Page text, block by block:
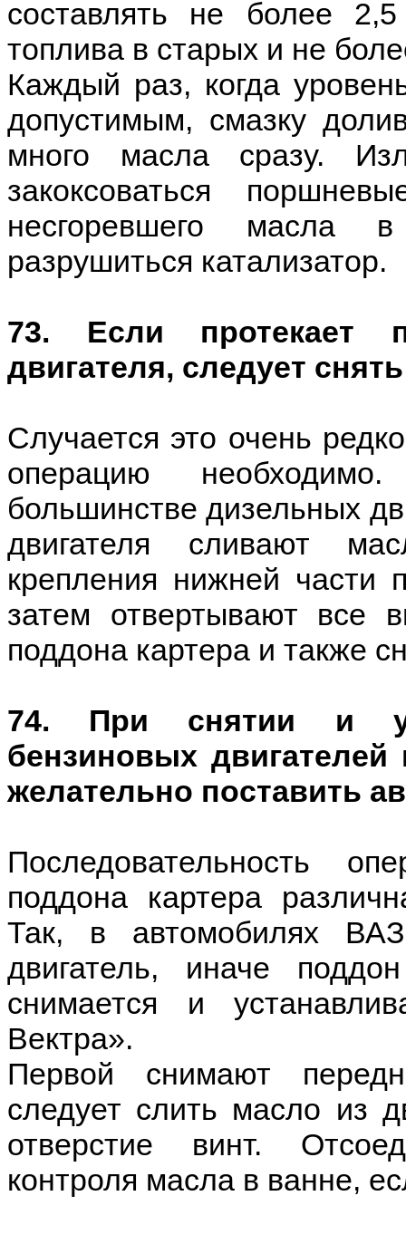
составлять не более
топлива в старых и не
Каждый раз, когда
допустимым, смазку
много масла сразу.
закоксоваться
несгоревшего масла
разрушиться катализатор.
73. Если протекает
двигателя, следует
Случается это очень
операцию
большинстве дизельных
двигателя сливают
крепления нижней части
затем отвертывают все
поддона картера и также
74. При снятии и
бензиновых
желательно поставить
Последовательность
поддона картера
Так, в автомобилях
двигатель, иначе
снимается и
Вектра».
Первой снимают
следует слить масло из
отверстие винт.
контроля масла в ванне,